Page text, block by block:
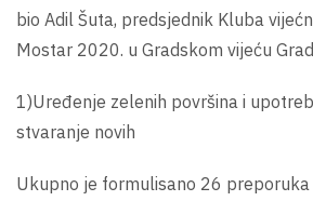
bio Adil Šuta, predsjednik Kluba
Mostar 2020. u Gradskom vijeću
1)Uređenje zelenih površina i
stvaranje novih
Ukupno je formulisano 26